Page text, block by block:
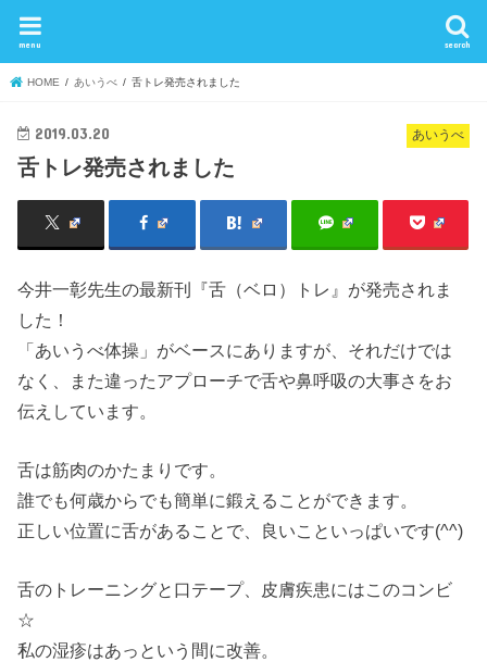
search
menu
HOME あいうべ 舌トレ発売されました
あいうべ
2019.03.20
舌トレ発売されました
今井一彰先生の最新刊『舌（ベロ）トレ』が発売されま
した！
「あいうべ体操」がベースにありますが、それだけでは
なく、また違ったアプローチで舌や鼻呼吸の大事さをお
伝えしています。
舌は筋肉のかたまりです。
誰でも何歳からでも簡単に鍛えることができます。
正しい位置に舌があることで、良いこといっぱいです(^^)
舌のトレーニングと口テープ、皮膚疾患にはこのコンビ
☆
私の湿疹はあっという間に改善。